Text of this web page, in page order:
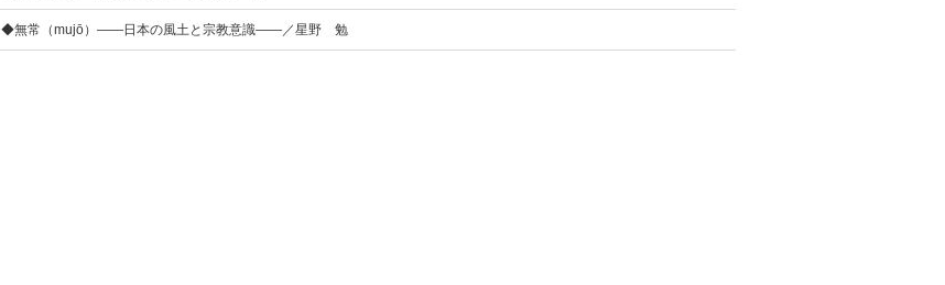
◆無常（mujō）――日本の風土と宗教意識――／星野 勉